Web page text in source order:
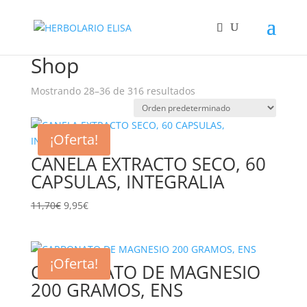
Shop
Mostrando 28–36 de 316 resultados
¡Oferta!
CANELA EXTRACTO SECO, 60
CAPSULAS, INTEGRALIA
11,70€ El
era:
11,70€.
9,95€El
es:
9,95€.
¡Oferta!
CARBONATO DE MAGNESIO
200 GRAMOS, ENS